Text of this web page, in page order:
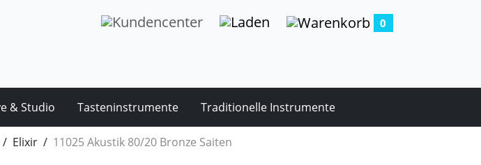
0
& Studio Tasteninstrumente Traditionelle Instrumente
Elixir 11025 Akustik 80/20 Bronze Saiten